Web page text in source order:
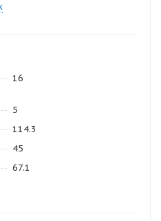
16
5
114.3
45
67.1